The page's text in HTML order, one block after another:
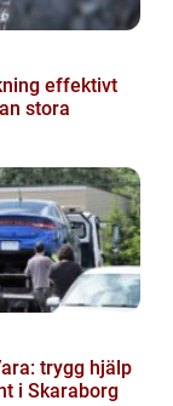
stora
trygg hjälp
i Skaraborg